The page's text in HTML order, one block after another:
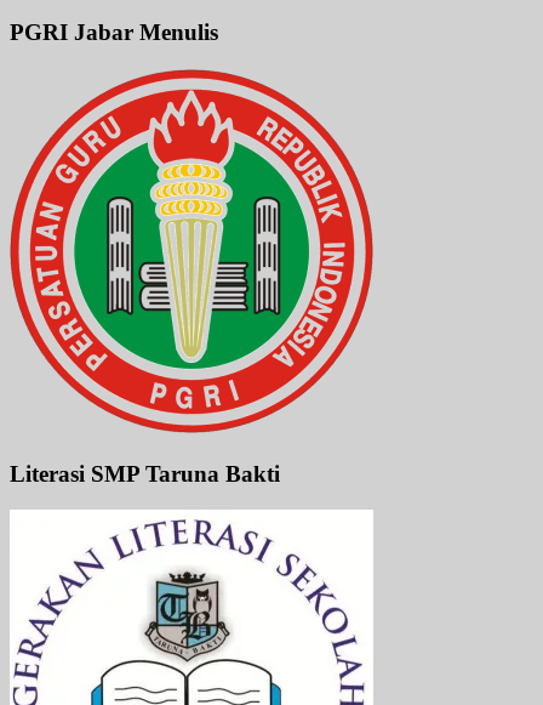
PGRI Jabar Menulis
Literasi SMP Taruna Bakti